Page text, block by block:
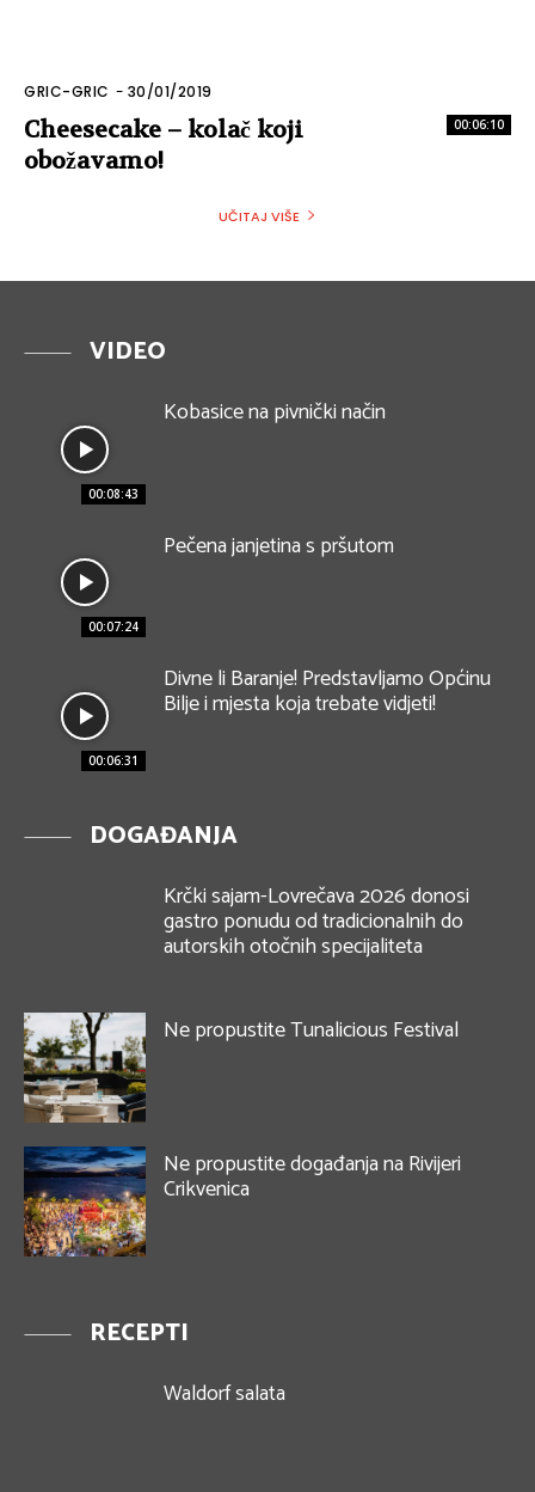
00:06:10
GRIC-GRIC - 30/01/2019
Cheesecake – kolač koji
obožavamo!
UČITAJ VIŠE
VIDEO
00:08:43
Kobasice na pivnički način
00:07:24
Pečena janjetina s pršutom
00:06:31
Divne li Baranje! Predstavljamo Općinu
Bilje i mjesta koja trebate vidjeti!
DOGAĐANJA
Krčki sajam-Lovrečava 2026 donosi
gastro ponudu od tradicionalnih do
autorskih otočnih specijaliteta
Ne propustite Tunalicious Festival
Ne propustite događanja na Rivijeri
Crikvenica
RECEPTI
Waldorf salata